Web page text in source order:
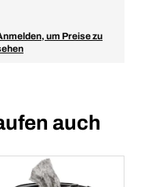
um Preise zu
auch